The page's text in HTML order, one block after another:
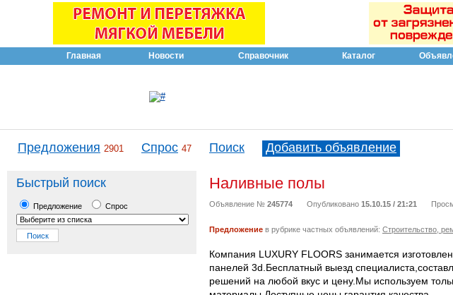
Главная Новости Справочник Каталог
Предложения 2901 Спрос 47 Поиск Добавить объявление
Быстрый поиск
Предложение Спрос
Наливные полы
Объявление № 245774 Опубликовано 15.10.15 / 21:21
Предложение в рубрике частных объявлений: Строительство,
Компания LUXURY FLOORS занимается
панелей 3d.Бесплатный выезд
решений на любой вкус и цену.Мы используем